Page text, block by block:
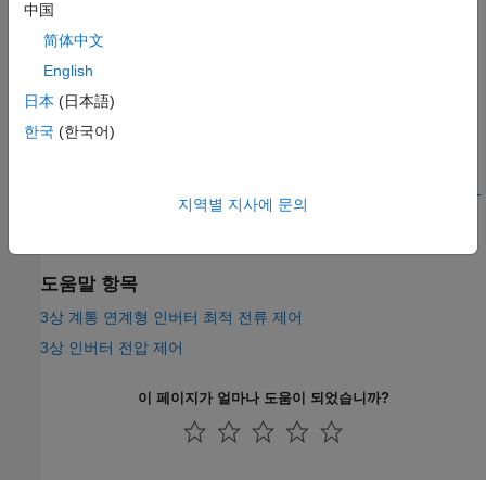
Wye-
Two-Winding Transformer (Three-Phase)
도움말 항목
3상 계통 연계형 인버터 최적 전류 제어
3상 인버터 전압 제어
이 페이지가 얼마나 도움이 되었습니까?
中国
简体中文
English
日本 (日本語)
한국 (한국어)
지역별 지사에 문의